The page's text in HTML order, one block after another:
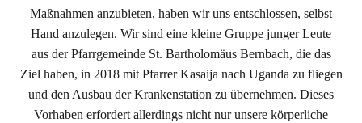
Maßnahmen anzubieten, haben wir uns entschlossen, selbst
Hand anzulegen. Wir sind eine kleine Gruppe junger Leute
aus der Pfarrgemeinde St. Bartholomäus Bernbach, die das
Ziel haben, in 2018 mit Pfarrer Kasaija nach Uganda zu fliegen
und den Ausbau der Krankenstation zu übernehmen. Dieses
Vorhaben erfordert allerdings nicht nur unsere körperliche